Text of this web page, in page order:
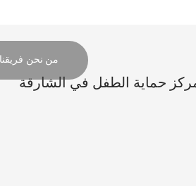
من نحن فريقنا
حماية الطفل في الشارقة